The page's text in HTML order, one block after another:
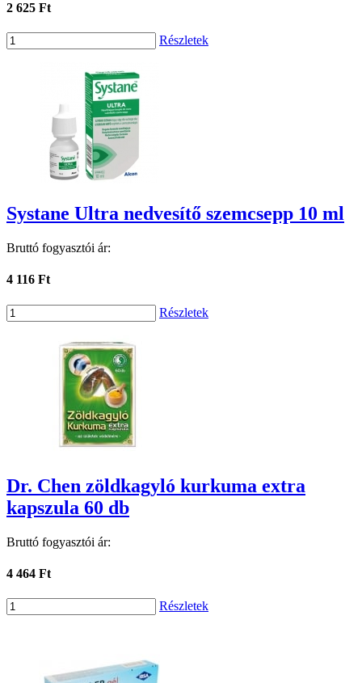
2 625 Ft
Részletek
Systane Ultra nedvesítő szemcsepp 10 ml
Bruttó fogyasztói ár:
4 116 Ft
Részletek
Dr. Chen zöldkagyló kurkuma extra
kapszula 60 db
Bruttó fogyasztói ár:
4 464 Ft
Részletek